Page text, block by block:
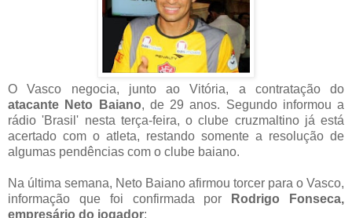
O Vasco negocia, junto ao Vitória, a contratação do
atacante Neto Baiano, de 29 anos. Segundo informou a
rádio 'Brasil' nesta terça-feira, o clube cruzmaltino já está
acertado com o atleta, restando somente a resolução de
algumas pendências com o clube baiano.
Na última semana, Neto Baiano afirmou torcer para o Vasco,
informação que foi confirmada por
Rodrigo Fonseca,
empresário do jogador: